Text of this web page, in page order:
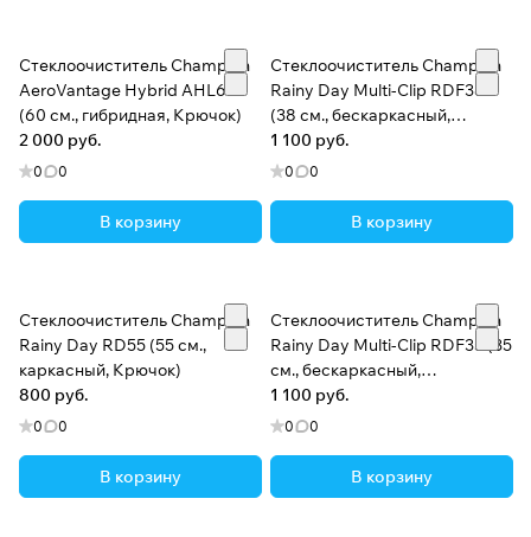
Стеклоочиститель Champion
AeroVantage Hybrid AHL60
(60 см., гибридная, Крючок)
2 000 руб.
0 0
В корзину
Стеклоочиститель Champion
Rainy Day Multi-Clip RDF38
(38 см., бескаркасный,
Универсальный)
1 100 руб.
0 0
В корзину
Стеклоочиститель Champion
Rainy Day RD55 (55 см.,
каркасный, Крючок)
800 руб.
0 0
В корзину
Стеклоочиститель Champion
Rainy Day Multi-Clip RDF35 (35
см., бескаркасный,
Универсальный)
1 100 руб.
0 0
В корзину